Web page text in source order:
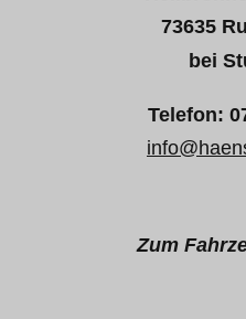
73635
bei
Telefon:
Zum